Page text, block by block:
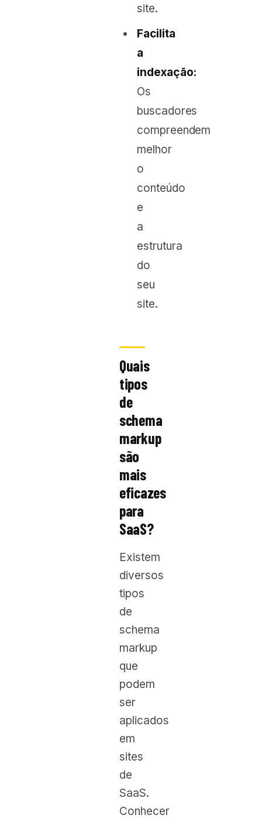
site.
Facilita
a
indexação:
Os
buscadores
compreendem
melhor
o
conteúdo
e
a
estrutura
do
seu
site.
Quais
tipos
de
schema
markup
são
mais
eficazes
para
SaaS?
Existem
diversos
tipos
de
schema
markup
que
podem
ser
aplicados
em
sites
de
SaaS.
Conhecer